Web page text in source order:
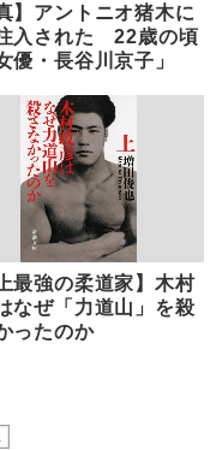
】アントニオ猪木に
入された 22歳の頃
優・長谷川京子」
最強の柔道家】木村
なぜ「力道山」を殺
ったのか